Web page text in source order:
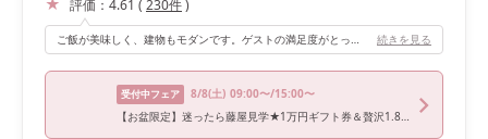
評価： 4.61 ( 230件)
ご飯が美味しく、建物もモダンです。ゲストの満足度がとっても高いと思います。 続きを見る
受付中フェア 8/8(土) 09:00〜/15:00〜
【お盆限定】迷ったら藤屋見学★1万円ギフト券＆贅沢1.8万円試食有り相談会